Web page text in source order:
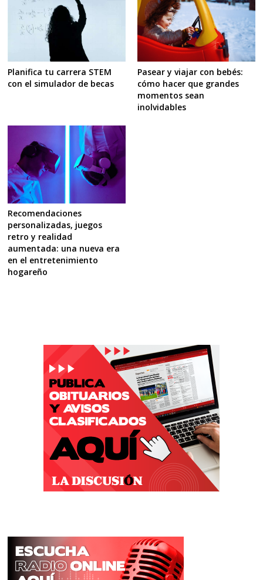
Planifica tu carrera STEM
con el simulador de becas
Pasear y viajar con bebés:
cómo hacer que grandes
momentos sean
inolvidables
Recomendaciones
personalizadas, juegos
retro y realidad
aumentada: una nueva era
en el entretenimiento
hogareño